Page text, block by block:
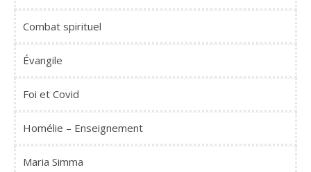
Combat spirituel
Évangile
Foi et Covid
Homélie – Enseignement
Maria Simma